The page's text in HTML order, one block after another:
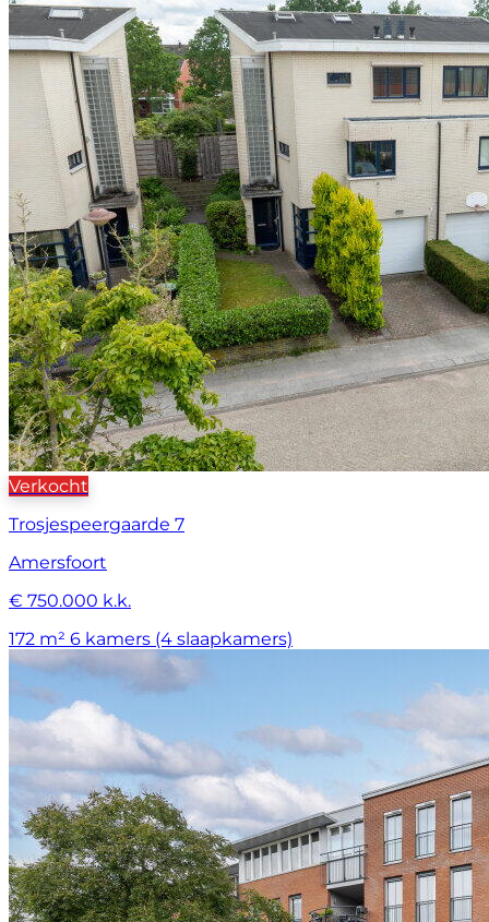
Verkocht
Trosjespeergaarde 7
Amersfoort
€ 750.000 k.k.
172 m² 6 kamers (4 slaapkamers)